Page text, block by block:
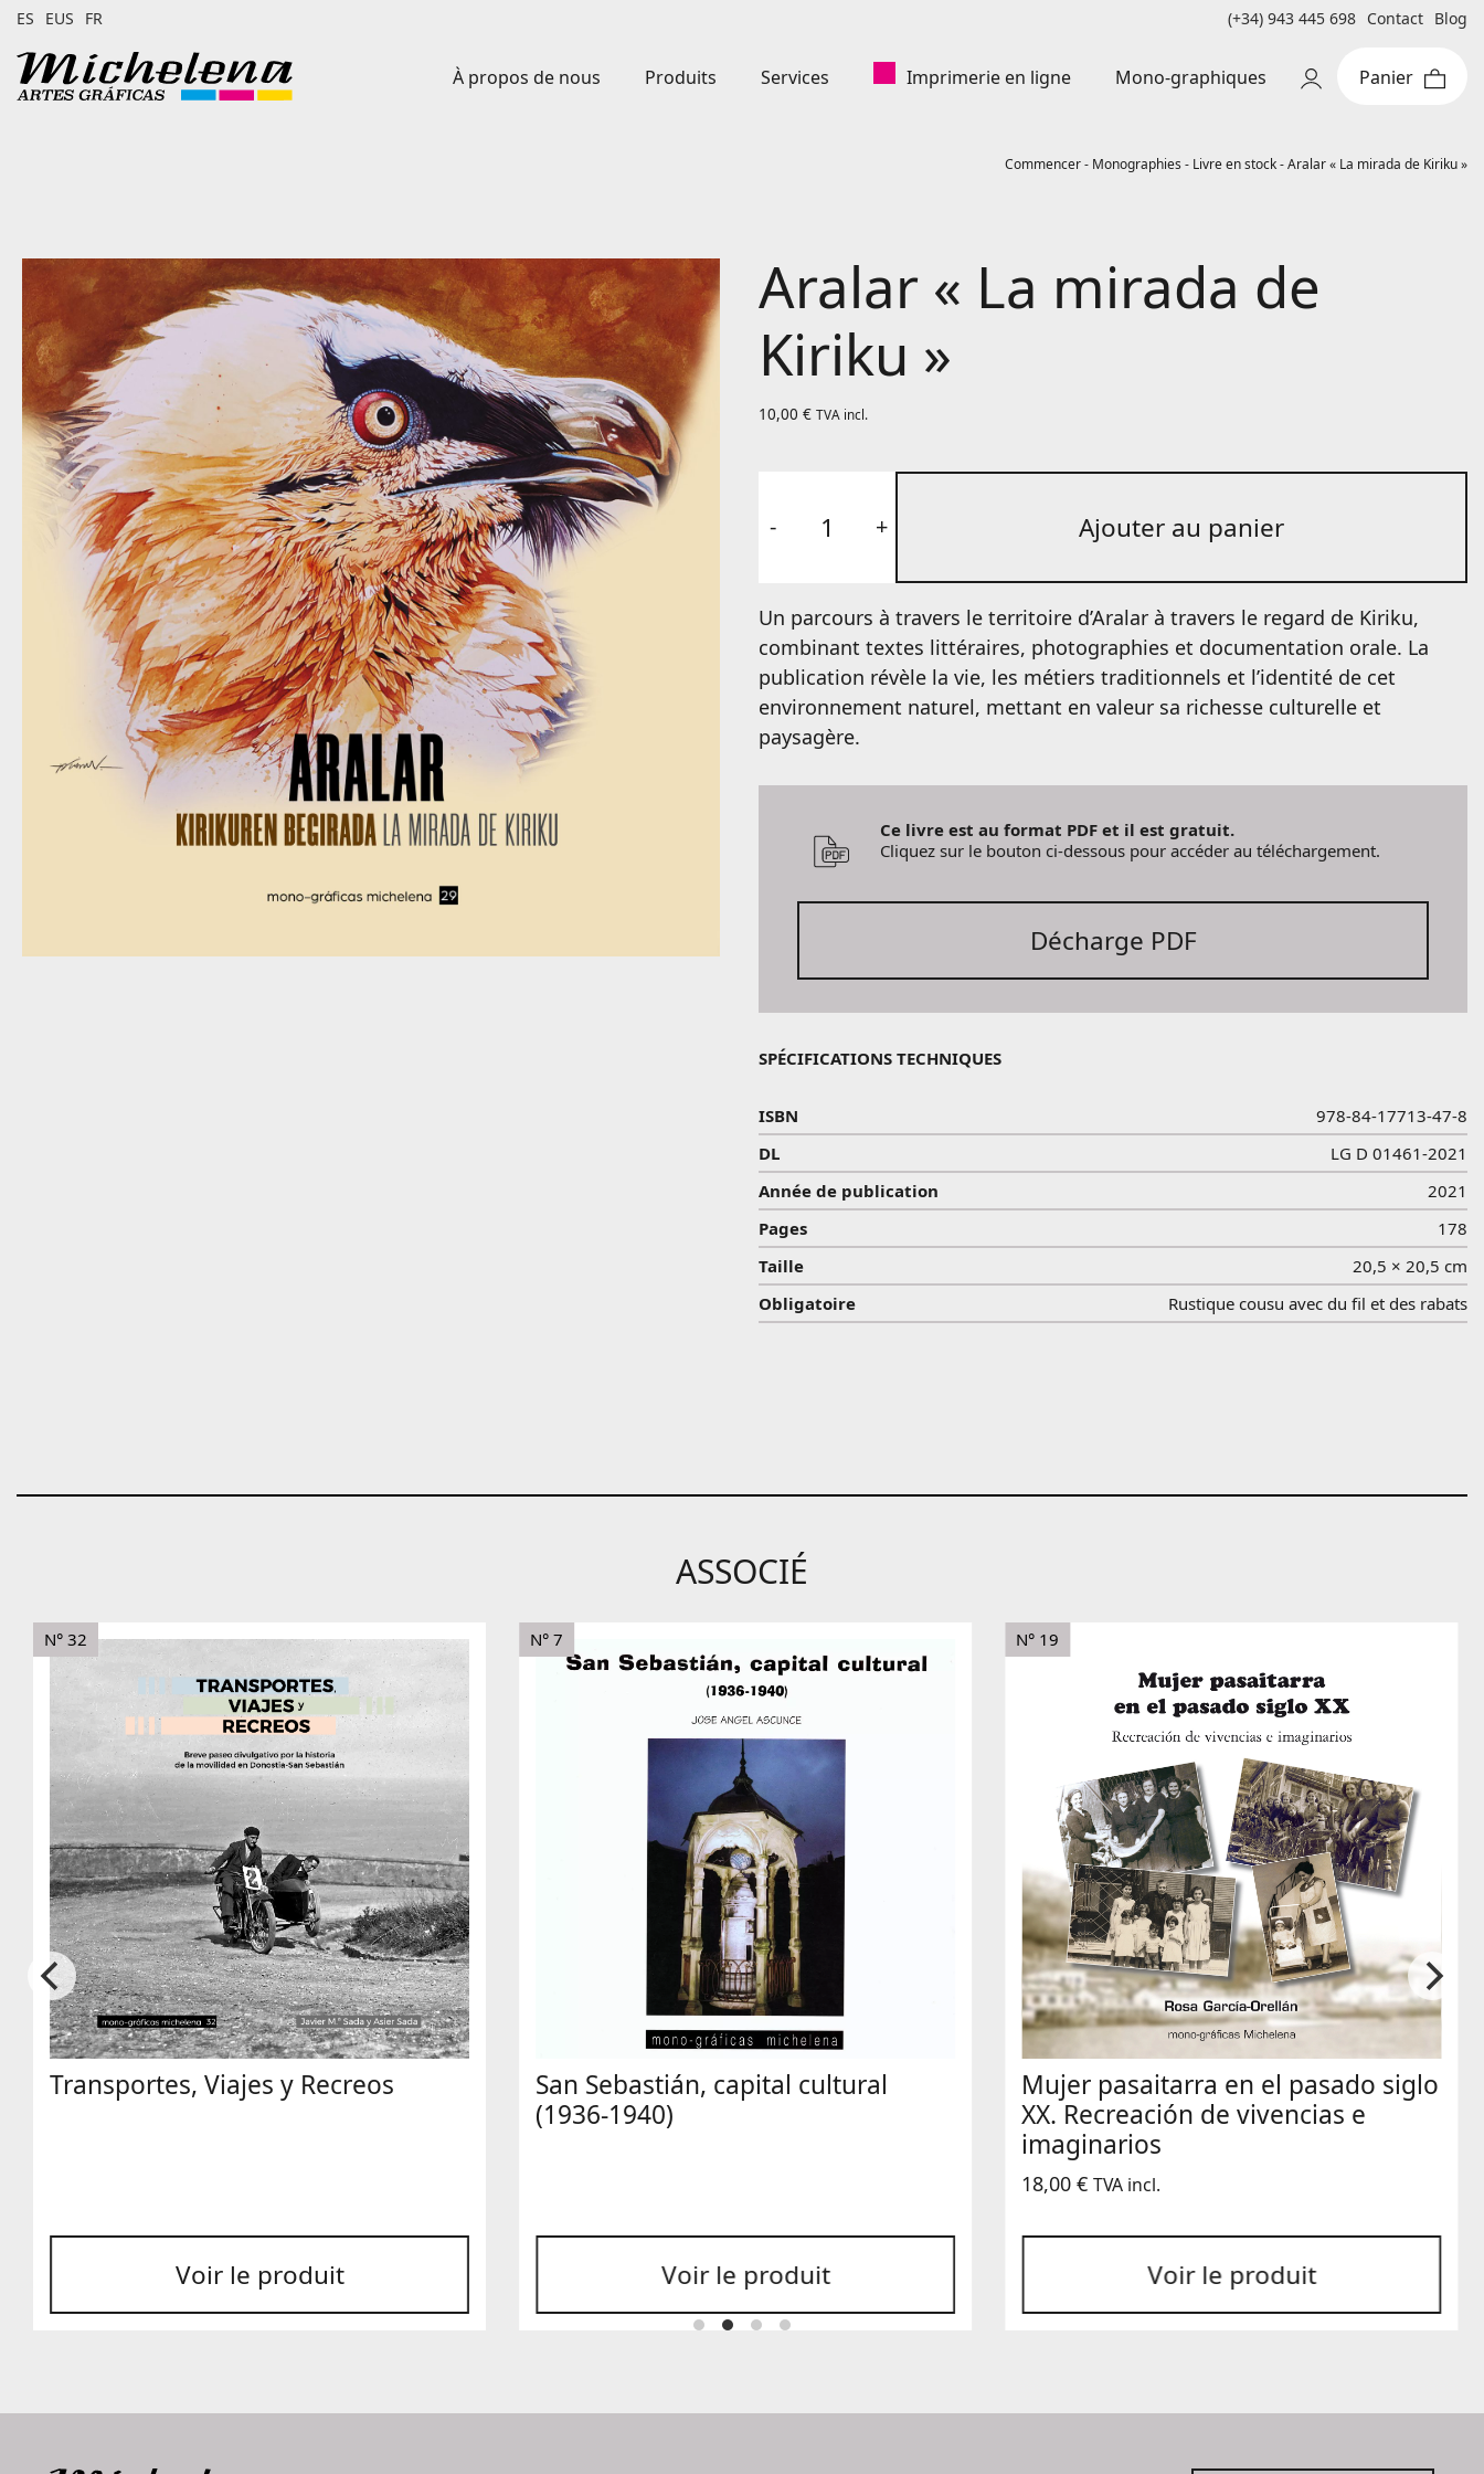
ES EUS FR (+34) 943 445 698 Contact Blog
À propos de nous Produits Services Imprimerie en ligne Mono-graphiques
Commencer- Monographies - Livre en stock-Aralar « La mirada de Kiriku »
Aralar « La mirada de
Kiriku »
10,00 € TVA incl.
Aralar
mirada
de
Kiriku"
quantity
Ajouter au panier
Un parcours à travers le territoire d’Aralar à travers le regard de Kiriku,
combinant textes littéraires, photographies et documentation orale. La
publication révèle la vie, les métiers traditionnels et l’identité de cet
environnement naturel, mettant en valeur sa richesse culturelle et
paysagère.
Ce livre est au format PDF et il est gratuit.
Cliquez sur le bouton ci-dessous pour accéder au téléchargement.
Décharge PDF
SPÉCIFICATIONS TECHNIQUES
ISBN
978-84-17713-47-8
DL
LG D 01461-2021
Année de publication
2021
Pages
178
Taille
20,5 × 20,5 cm
Obligatoire
Rustique cousu avec du fil et des rabats
ASSOCIÉ
N° 32
Transportes, Viajes y Recreos
Voir le produit
N° 7
San Sebastián, capital cultural
(1936-1940)
Voir le produit
N° 19
Mujer pasaitarra en el pasado siglo
XX. Recreación de vivencias e
imaginarios
18,00€ TVA incl.
Voir le produit